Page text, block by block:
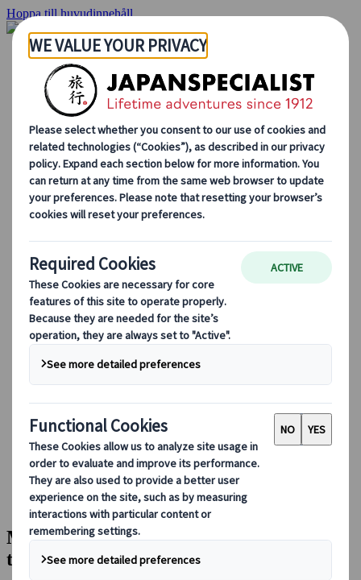
Hoppa till huvudinnehåll
Hemsidan
Resor
Individuellt resande
Gruppresor
Semester med självkörning
Utflykter
Skräddarsydda gruppresor
Japan Rail Pass
Hur vi arbetar
Om oss
Vårt team
Bli en del av vårt team
Säsongsbaserade resetips
Höjdpunkter på resmålet
Kulturella insikter
Kulinariska äventyr
Utforska Japan med tåg
Vanliga frågor och svar
Viktig information
Etikett i Japan
Körning i Japan
Boka med oss
Japan Rail Pass
Boende
Reserådgivning online
Japanspecialist
Destinationer
Alla Resmål
Magnifika vyer, snökorridorer och tystnad bland Japans
toppar
Magnifika vyer, snökorridorer och
tystnad bland Japans toppar